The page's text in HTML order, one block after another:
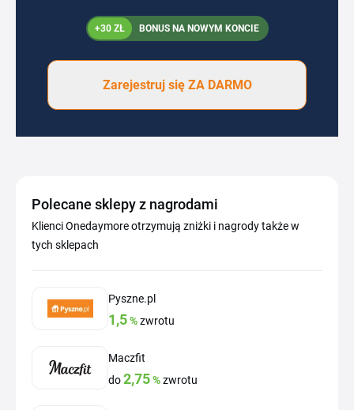
+30 ZŁ BONUS NA NOWYM KONCIE
Zarejestruj się ZA DARMO
Polecane sklepy z nagrodami
Klienci Onedaymore otrzymują zniżki i nagrody także w
tych sklepach
Pyszne.pl
1,5%zwrotu
Maczfit
do2,75%zwrotu